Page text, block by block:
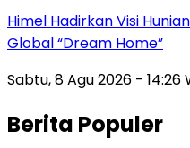
Himel Hadirkan Visi
Global “Dream Home”
Sabtu, 8 Agu 2026 - 14:26
Berita Populer